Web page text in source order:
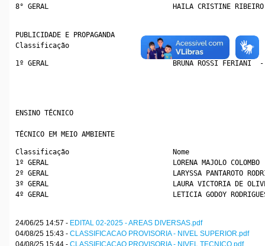
8° GERAL                              HAILA CRISTINE RIBEIRO
PUBLICIDADE E PROPAGANDA
Classificação                         Nome
1º GERAL                              BRUNA ROSSI FERIANI  -
ENSINO TÉCNICO
TÉCNICO EM MEIO AMBIENTE
Classificação                         Nome
1º GERAL                              LORENA MAJOLO COLOMBO
2º GERAL                              LARYSSA PANTAROTO
3º GERAL                              LAURA VICTORIA DE
4º GERAL                              LETICIA GODOY RODRIGUES
24/06/25 14:57 - EDITAL 02-2025 - AREAS DIVERSAS.pdf
04/08/25 15:43 - CLASSIFICACAO PROVISORIA - NIVEL SUPERIOR.pdf
04/08/25 15:44 - CLASSIFICACAO PROVISORIA - NIVEL TECNICO.pdf